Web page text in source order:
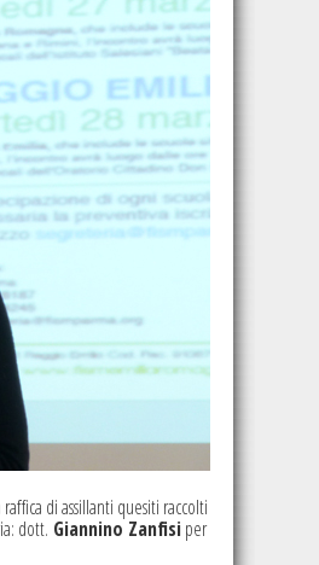
di assillanti quesiti raccolti
dott. Giannino Zanfisiper